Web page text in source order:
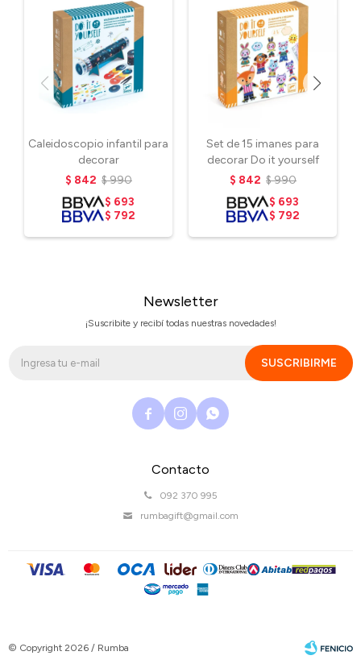
Caleidoscopio infantil para
decorar
$ 842 $990
$ 693
$ 792
Set de 15 imanes para
decorar Do it yourself
$ 842 $990
$ 693
$ 792
Contacto
092 370 995
rumbagift@gmail.com
Newsletter
¡Suscribite y recibí todas nuestras novedades!
SUSCRIBIRME
  
© Copyright 2026 / Rumba